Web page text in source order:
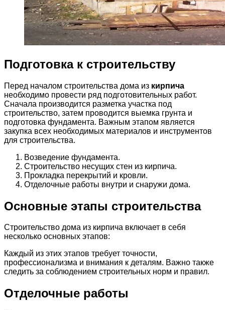
Подготовка к строительству
Перед началом строительства дома из кирпича
необходимо провести ряд подготовительных работ.
Сначала производится разметка участка под
строительство, затем проводится выемка грунта и
подготовка фундамента. Важным этапом является
закупка всех необходимых материалов и инструментов
для строительства.
Возведение фундамента.
Строительство несущих стен из кирпича.
Прокладка перекрытий и кровли.
Отделочные работы внутри и снаружи дома.
Основные этапы строительства
Строительство дома из кирпича включает в себя
несколько основных этапов:
Каждый из этих этапов требует точности,
профессионализма и внимания к деталям. Важно также
следить за соблюдением строительных норм и правил.
Отделочные работы